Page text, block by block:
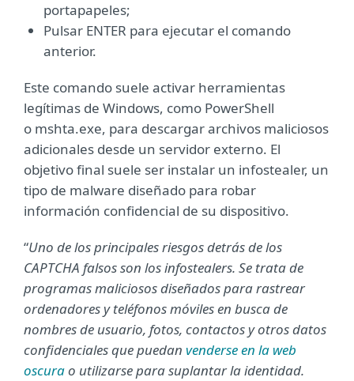
portapapeles;
Pulsar ENTER para ejecutar el comando
anterior.
Este comando suele activar herramientas
legítimas de Windows, como PowerShell
o mshta.exe, para descargar archivos maliciosos
adicionales desde un servidor externo. El
objetivo final suele ser instalar un infostealer, un
tipo de malware diseñado para robar
información confidencial de su dispositivo.
“Uno de los principales riesgos detrás de los
CAPTCHA falsos son los infostealers. Se trata de
programas maliciosos diseñados para rastrear
ordenadores y teléfonos móviles en busca de
nombres de usuario, fotos, contactos y otros datos
confidenciales que puedan venderse en la web
oscurao utilizarse para suplantar la identidad.